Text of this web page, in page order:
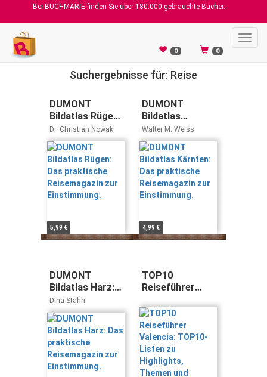
Bei BUCHMARIE finden Sie über 180.000 gebrauchte Bücher.
0 0
Suchergebnisse für: Reise
DUMONT
Bildatlas Rügen:
Das praktische
Reisemagazin
zur
Einstimmung.
Dr. Christian Nowak
5,99 €
DUMONT
Bildatlas
Kärnten: Das
praktische
Reisemagazin
zur
Einstimmung.
Walter M. Weiss
4,99 €
DUMONT
Bildatlas Harz:
Das praktische
Reisemagazin
zur
Einstimmung.
Dina Stahn
TOP10
Reiseführer
TOP10-Listen zu
Highlights,
Themen und
Stadtteilen mit
wetterfester
Extra-Karte